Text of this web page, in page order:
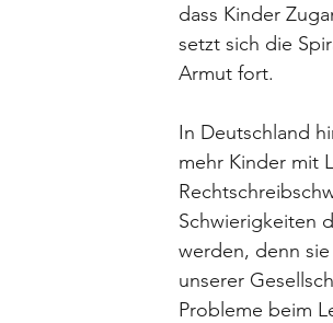
dass Kinder
setzt sich die
Armut fort.
In Deutschland
mehr Kinder mit
Schwierigkeiten
werden, denn
unserer
Probleme beim